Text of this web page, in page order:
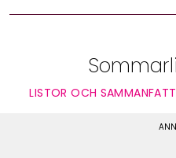
LISTOR OCH